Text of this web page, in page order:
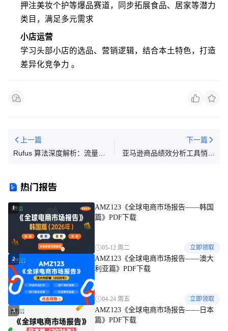
押注美妆个护等爆品赛道，同步拓展食品、居家等潜力
类目，满足多元需求
小店运营
学习头部小店的选品、营销逻辑，结合本土特色，打造
差异化竞争力 。
上一篇
Rufus 算法深度解析：流量规
下一篇
亚马逊商品绩效分析工具悄然
热门报告
1
AMZ123《全球电商市场报告——韩国
篇》PDF下载
05-12 周二 立即领取
2
AMZ123《全球电商市场报告——澳大
利亚篇》PDF下载
04-24 周五 立即领取
3
AMZ123《全球电商市场报告——日本
篇》PDF下载